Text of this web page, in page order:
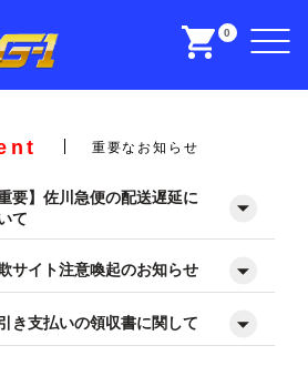
0
重要なお知らせ
重要】佐川急便の配送遅延に
て
サイト注意喚起のお知らせ
き支払いの領収書に関して